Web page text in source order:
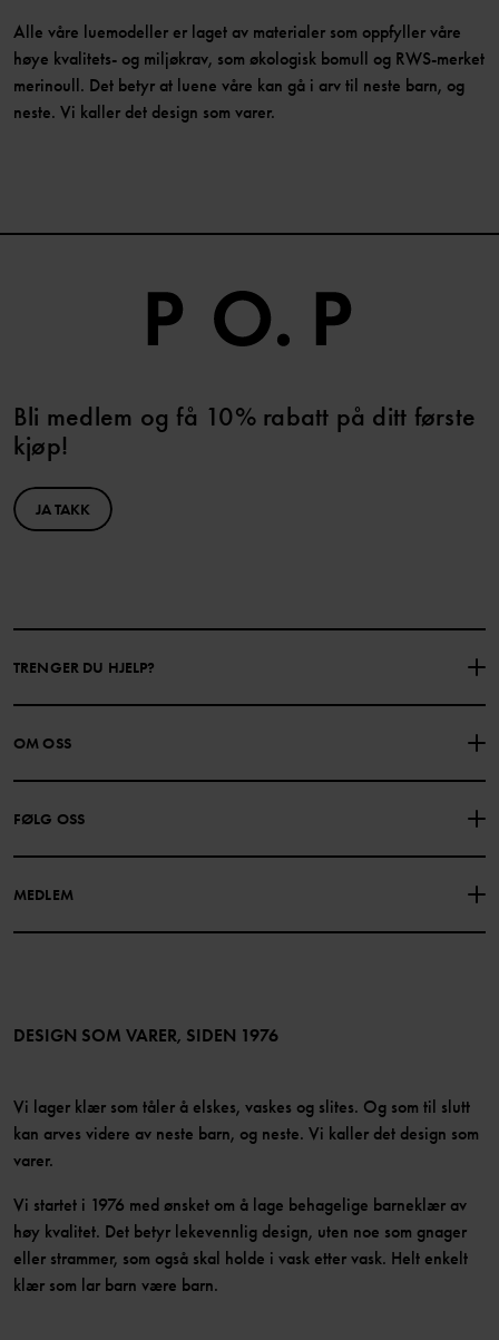
Alle våre luemodeller er laget av materialer som oppfyller våre
høye kvalitets- og miljøkrav, som økologisk bomull og RWS-merket
merinoull. Det betyr at luene våre kan gå i arv til neste barn, og
neste. Vi kaller det design som varer.
Bli medlem og få 10% rabatt på ditt første
kjøp!
JA TAKK
TRENGER DU HJELP?
KONTAKTE OSS
GAVEKORTSALDO KJØPSVILKÅR
PERSONVERNPOLICY
OM OSS
FØLG OSS
MEDLEM
Bli medlem
DESIGN SOM VARER, SIDEN 1976
Vi lager klær som tåler å elskes, vaskes og slites. Og som til slutt
kan arves videre av neste barn, og neste. Vi kaller det design som
varer.
Vi startet i 1976 med ønsket om å lage behagelige barneklær av
høy kvalitet. Det betyr lekevennlig design, uten noe som gnager
eller strammer, som også skal holde i vask etter vask. Helt enkelt
klær som lar barn være barn.